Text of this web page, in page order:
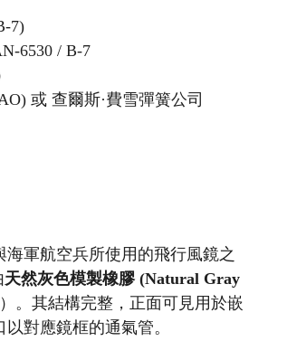
7)
6530 / B-7
或 查爾斯·費雪彈簧公司
軍航空兵所使用的飛行風鏡之
天然灰色模製橡膠 (Natural Gray
。其結構完整，正面可見用於嵌
對應鏡框的通氣管。